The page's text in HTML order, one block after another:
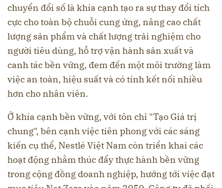
chuyển đổi số là khía cạnh tạo ra sự thay đổi tích
cực cho toàn bộ chuỗi cung ứng, nâng cao chất
lượng sản phẩm và chất lượng trải nghiệm cho
người tiêu dùng, hỗ trợ vận hành sản xuất và
canh tác bền vững, đem đến một môi trường làm
việc an toàn, hiệu suất và có tính kết nối nhiều
hơn cho nhân viên.
Ở khía cạnh bền vững, với tôn chỉ "Tạo Giá trị
chung", bên cạnh việc tiên phong với các sáng
kiến cụ thể, Nestlé Việt Nam còn triển khai các
hoạt động nhằm thúc đẩy thực hành bền vững
trong cộng đồng doanh nghiệp, hướng tới việc đạt